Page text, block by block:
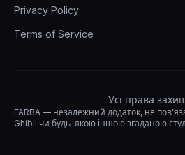
Privacy Policy
Terms of Service
Усі права
FARBA — незалежний додаток, не
Ghibli чи будь-якою іншою згаданою